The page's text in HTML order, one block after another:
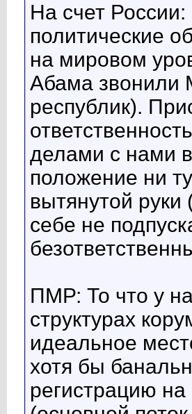
На счет
политические
на мировом
Абама звонили
республик).
делами с нами
положение ни
вытянутой
себе не
ПМР: То что у
структурах
идеальное
хотя бы
регистрацию